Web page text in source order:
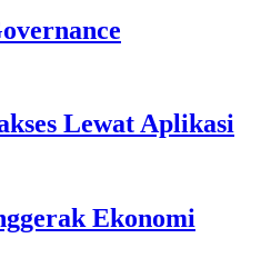
Lewat Aplikasi
Ekonomi